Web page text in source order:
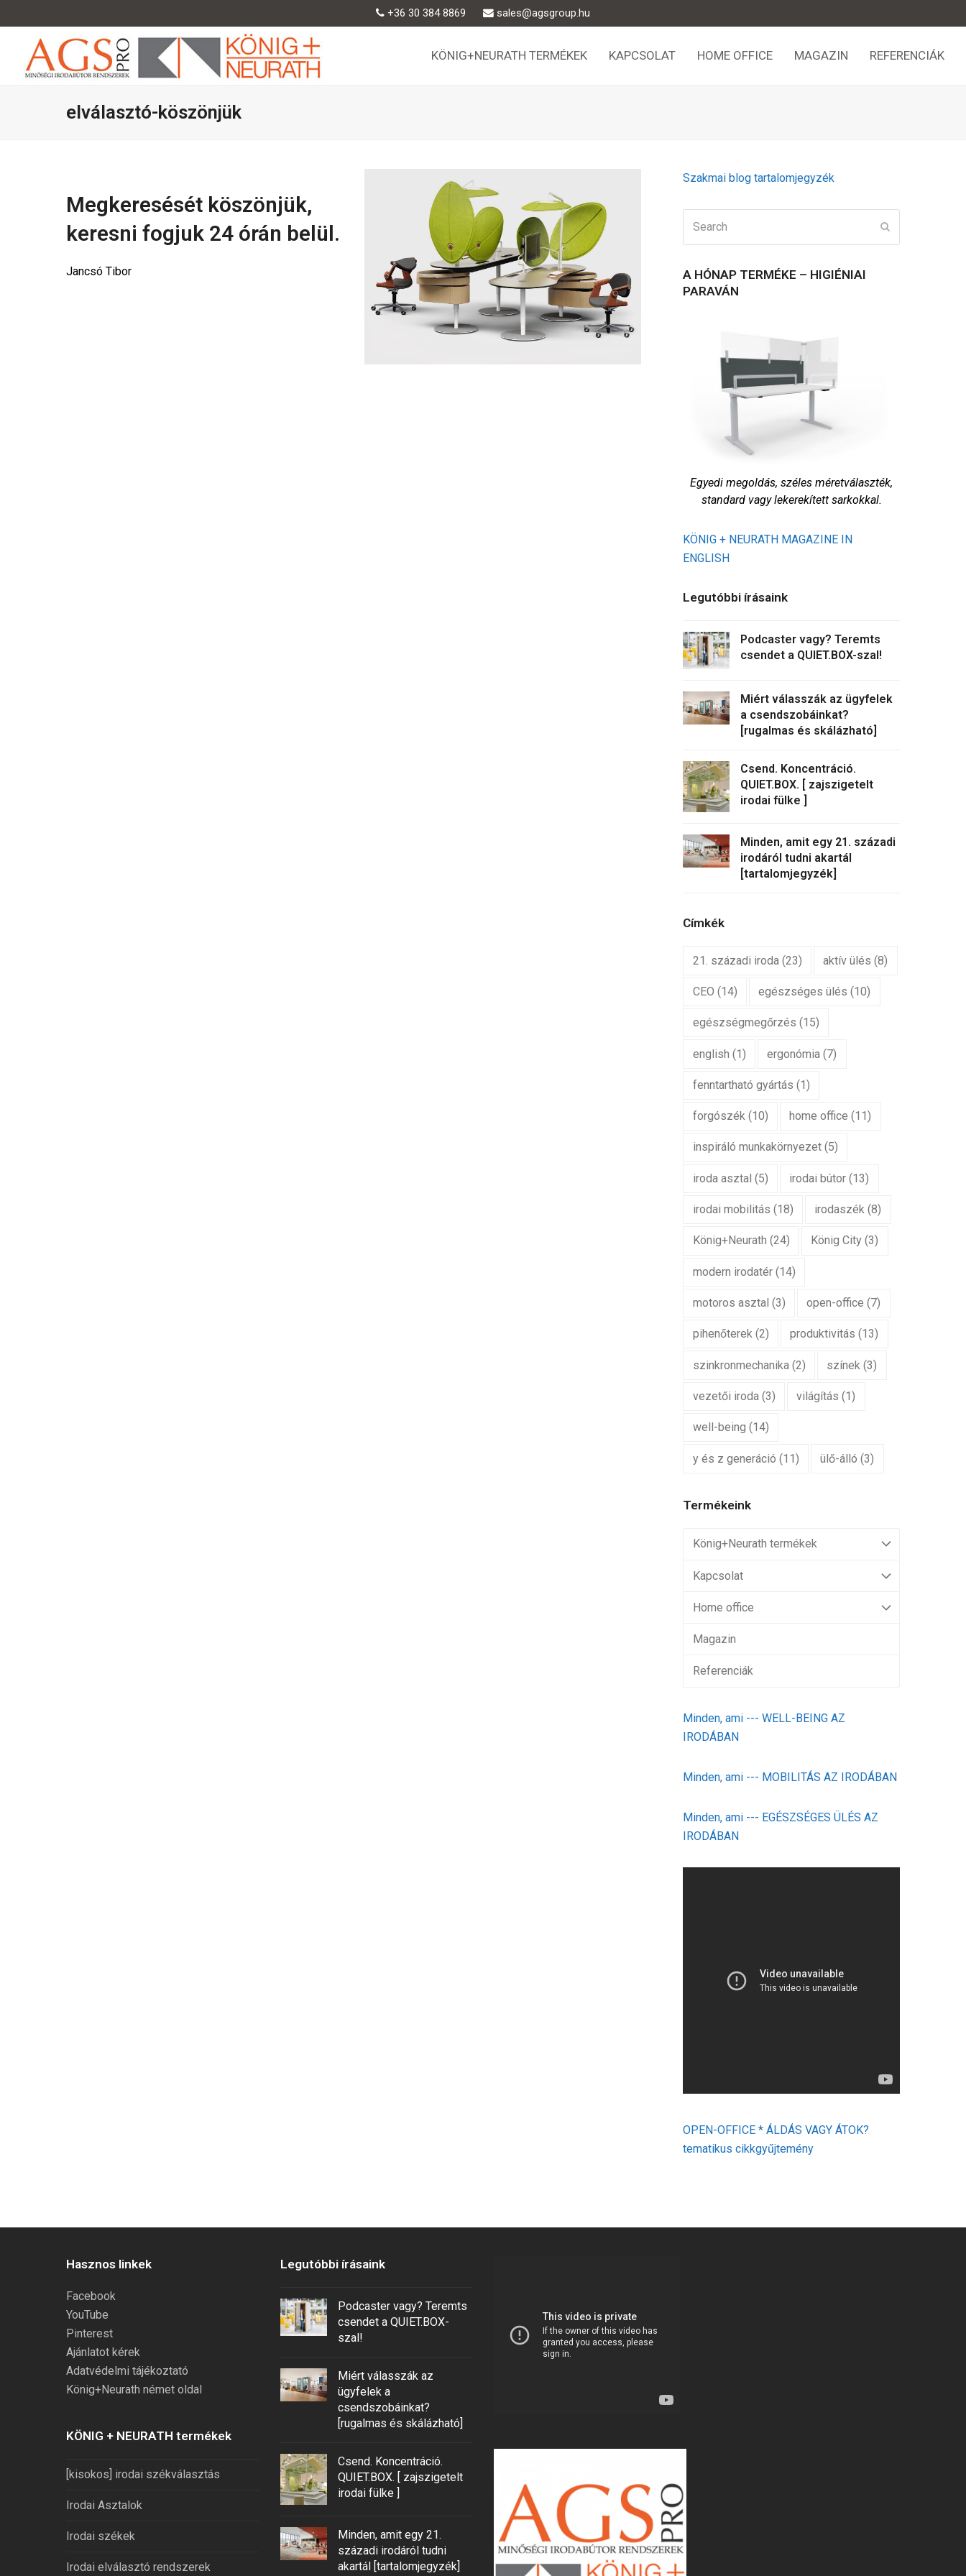
+36 30 384 8869 sales@agsgroup.hu
KÖNIG+NEURATH TERMÉKEK KAPCSOLAT HOME OFFICE MAGAZIN REFERENCIÁK
elválasztó-köszönjük
Megkeresését köszönjük,
keresni fogjuk 24 órán belül.
Jancsó Tibor
Szakmai blog tartalomjegyzék
A HÓNAP TERMÉKE – HIGIÉNIAI
PARAVÁN
Egyedi megoldás, széles méretválaszték,
standard vagy lekerekített sarkokkal.
KÖNIG + NEURATH MAGAZINE IN
ENGLISH
Legutóbbi írásaink
Podcaster vagy? Teremts
csendet a QUIET.BOX-szal!
Miért válasszák az ügyfelek
a csendszobáinkat?
[rugalmas és skálázható]
Csend. Koncentráció.
QUIET.BOX. [ zajszigetelt
irodai fülke ]
Minden, amit egy 21. századi
irodáról tudni akartál
[tartalomjegyzék]
Címkék
21. századi iroda(23) aktív ülés (8)
CEO (14) egészséges ülés (10)
egészségmegőrzés (15)
english (1) ergonómia (7)
fenntartható gyártás (1)
forgószék(10) home office (11)
inspiráló munkakörnyezet(5)
iroda asztal (5) irodai bútor (13)
irodai mobilitás (18) irodaszék (8)
König+Neurath (24) König City (3)
modern irodatér(14)
motoros asztal (3) open-office (7)
pihenőterek(2) produktivitás (13)
szinkronmechanika(2) színek (3)
vezetői iroda(3) világítás (1)
well-being (14)
y és z generáció (11) ülő-álló (3)
Termékeink
König+Neurath termékek
Kapcsolat
Home office
Magazin
Referenciák
Minden, ami --- WELL-BEING AZ
IRODÁBAN
Minden, ami --- MOBILITÁS AZ IRODÁBAN
Minden, ami --- EGÉSZSÉGES ÜLÉS AZ
IRODÁBAN
OPEN-OFFICE * ÁLDÁS VAGY ÁTOK?
tematikus cikkgyűjtemény
Hasznos linkek
Facebook
YouTube
Pinterest
Ajánlatot kérek
Adatvédelmi tájékoztató
König+Neurath német oldal
KÖNIG + NEURATH termékek
[kisokos] irodai székválasztás
Irodai Asztalok
Irodai székek
Irodai elválasztó rendszerek
Legutóbbi írásaink
Podcaster vagy? Teremts
csendet a QUIET.BOX-
szal!
Miért válasszák az
ügyfelek a
csendszobáinkat?
[rugalmas és skálázható]
Csend. Koncentráció.
QUIET.BOX. [ zajszigetelt
irodai fülke ]
Minden, amit egy 21.
századi irodáról tudni
akartál [tartalomjegyzék]